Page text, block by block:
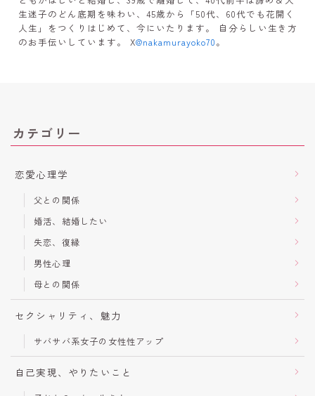
生迷子のどん底期を味わい、45歳から「50代、60代でも花開く
人生」をつくりはじめて、今にいたります。 自分らしい生き方
のお手伝いしています。 X@nakamurayoko70。
カテゴリー
恋愛心理学
父との関係
婚活、結婚したい
失恋、復縁
男性心理
母との関係
セクシャリティ、魅力
サバサバ系女子の女性性アップ
自己実現、やりたいこと